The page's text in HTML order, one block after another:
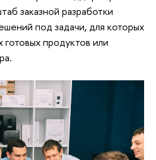
заказной разработки
под задачи, для которых
продуктов или